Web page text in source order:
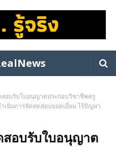
สอบรับใบอนุญาตประกอบวิชาชีพครู
เนินการจัดทดสอบยอดเยี่ยม ไร้ปัญหา
สอบรับใบอนุญาต